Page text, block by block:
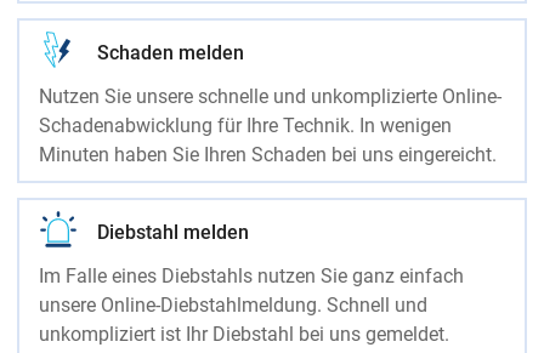
Schaden melden
Nutzen Sie unsere schnelle und unkomplizierte Online-
Schadenabwicklung für Ihre Technik. In wenigen
Minuten haben Sie Ihren Schaden bei uns eingereicht.
Diebstahl melden
Im Falle eines Diebstahls nutzen Sie ganz einfach
unsere Online-Diebstahlmeldung. Schnell und
unkompliziert ist Ihr Diebstahl bei uns gemeldet.